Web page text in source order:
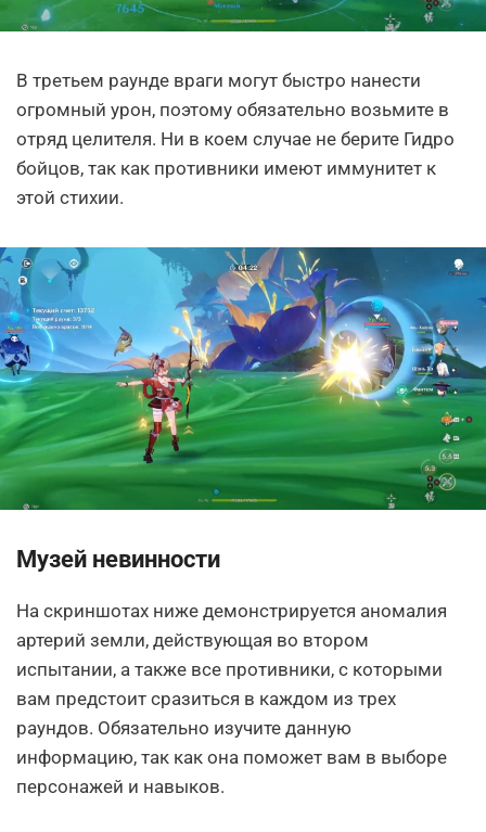
В третьем раунде враги могут быстро нанести
огромный урон, поэтому обязательно возьмите в
отряд целителя. Ни в коем случае не берите Гидро
бойцов, так как противники имеют иммунитет к
этой стихии.
Музей невинности
На скриншотах ниже демонстрируется аномалия
артерий земли, действующая во втором
испытании, а также все противники, с которыми
вам предстоит сразиться в каждом из трех
раундов. Обязательно изучите данную
информацию, так как она поможет вам в выборе
персонажей и навыков.